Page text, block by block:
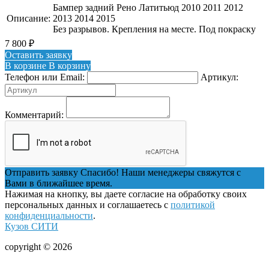
Описание:
Бампер задний Рено Латитьюд 2010 2011 2012
2013 2014 2015
Без разрывов. Крепления на месте. Под покраску
7 800 ₽
Оставить заявку
В корзине В корзину
Телефон или Email:
Артикул:
Комментарий:
Отправить заявку Спасибо! Наши менеджеры свяжутся с
Вами в ближайшее время.
Нажимая на кнопку, вы даете согласие на обработку своих
персональных данных и соглашаетесь с политикой
конфиденциальности.
Кузов СИТИ
copyright © 2026